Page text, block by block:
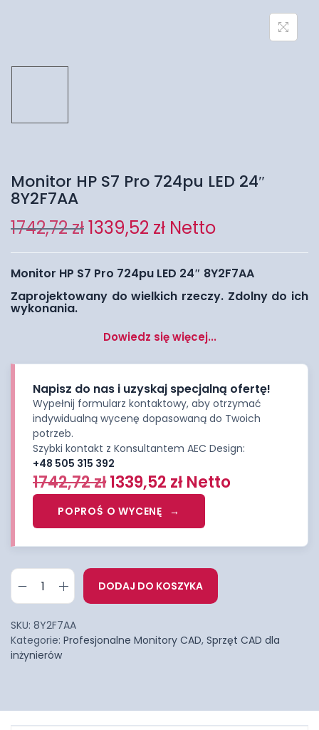
Monitor HP S7 Pro 724pu LED 24″
8Y2F7AA
1742,72zł1339,52 zł Netto
Monitor HP S7 Pro 724pu LED 24″ 8Y2F7AA
Zaprojektowany do wielkich rzeczy. Zdolny do ich
wykonania.
Dowiedz się więcej...
Napisz do nas i uzyskaj specjalną ofertę!
Wypełnij formularz kontaktowy, aby otrzymać
indywidualną wycenę dopasowaną do Twoich
potrzeb.
Szybki kontakt z Konsultantem AEC Design:
+48 505 315 392
1742,72zł1339,52 zł Netto
POPROŚ O WYCENĘ
DODAJ DO KOSZYKA
SKU: 8Y2F7AA
Kategorie: Profesjonalne Monitory CAD, Sprzęt CAD dla
inżynierów